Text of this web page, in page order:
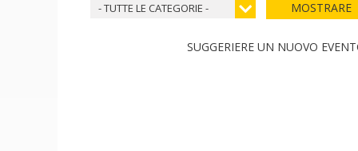
- TUTTE LE CATEGORIE - MOSTRARE
SUGGERIERE UN NUOVO